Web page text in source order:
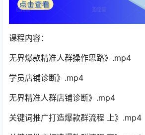
课程内容：
无界爆款精准人群操作思路》.mp4
学员店铺诊断》.mp4
无界精准人群店铺诊断》.mp4
关键词推广打造爆款群流程 上》.mp4